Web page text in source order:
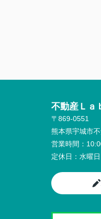
不動産Ｌａ
〒869-0551
熊本県宇城市
営業時間：
定休日： 水曜